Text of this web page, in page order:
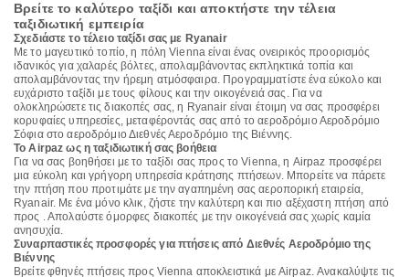
Βρείτε το καλύτερο ταξίδι και αποκτήστε την τέλεια
ταξιδιωτική εμπειρία
Σχεδιάστε το τέλειο ταξίδι σας με Ryanair
Με το μαγευτικό τοπίο, η πόλη Vienna είναι ένας ονειρικός προορισμός
ιδανικός για χαλαρές βόλτες, απολαμβάνοντας εκπληκτικά τοπία και
απολαμβάνοντας την ήρεμη ατμόσφαιρα. Προγραμματίστε ένα εύκολο και
ευχάριστο ταξίδι με τους φίλους και την οικογένειά σας. Για να
ολοκληρώσετε τις διακοπές σας, η Ryanair είναι έτοιμη να σας προσφέρει
κορυφαίες υπηρεσίες, μεταφέροντάς σας από το αεροδρόμιο Αεροδρόμιο
Σόφια στο αεροδρόμιο Διεθνές Αεροδρόμιο της Βιέννης.
Το Airpaz ως η ταξιδιωτική σας βοήθεια
Για να σας βοηθήσει με το ταξίδι σας προς το Vienna, η Airpaz προσφέρει
μια εύκολη και γρήγορη υπηρεσία κράτησης πτήσεων. Μπορείτε να πάρετε
την πτήση που προτιμάτε με την αγαπημένη σας αεροπορική εταιρεία,
Ryanair. Με ένα μόνο κλικ, ζήστε την καλύτερη και πιο αξέχαστη πτήση από
προς . Απολαύστε όμορφες διακοπές με την οικογένειά σας χωρίς καμία
ανησυχία.
Συναρπαστικές προσφορές για πτήσεις από Διεθνές Αεροδρόμιο της
Βιέννης
Βρείτε φθηνές πτήσεις προς Vienna αποκλειστικά με Airpaz. Ανακαλύψτε τις